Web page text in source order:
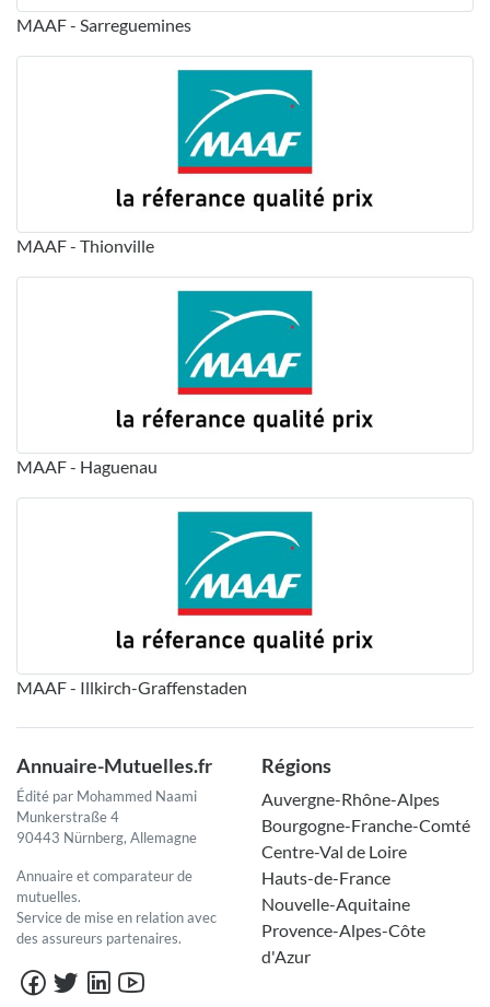
MAAF - Sarreguemines
MAAF - Thionville
MAAF - Haguenau
MAAF - Illkirch-Graffenstaden
Annuaire-Mutuelles.fr
Édité par Mohammed Naami
Munkerstraße 4
90443 Nürnberg, Allemagne
Annuaire et comparateur de
mutuelles.
Service de mise en relation avec
des assureurs partenaires.
Régions
Auvergne-Rhône-Alpes
Bourgogne-Franche-Comté
Centre-Val de Loire
Hauts-de-France
Nouvelle-Aquitaine
Provence-Alpes-Côte
d'Azur